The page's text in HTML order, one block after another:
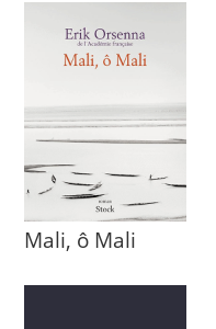
Mali, ô Mali